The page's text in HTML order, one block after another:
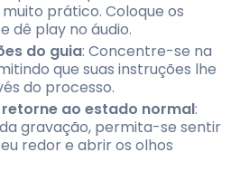
prático. Coloque os
dê play no áudio.
do guia: Concentre-se na
que suas instruções lhe
do processo.
ao estado normal:
gravação, permita-se sentir
redor e abrir os olhos